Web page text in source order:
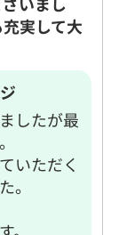
実して大
したが最
いただく
。